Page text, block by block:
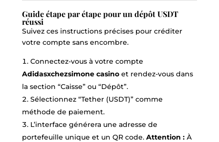
Guide étape par étape pour un dépôt USDT
réussi
Suivez ces instructions précises pour créditer
votre compte sans encombre.
Connectez-vous à votre compte
Adidasxchezsimone casinoet rendez-vous dans
la section “Caisse” ou “Dépôt”.
Sélectionnez “Tether (USDT)” comme
méthode de paiement.
L’interface générera une adresse de
portefeuille unique et un QR code. Attention :À